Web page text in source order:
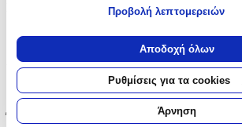
Να συλλέξουμε πληροφορίες σχετικά
σας τοποθεσία, οι οποίες μπορεί να είναι
απόσταση μερικών μέτρων
Να αναγνωρίσουμε τη συσκευή σας
για συγκεκριμένα χαρακτηριστικά
Μάθετε περισσότερα σχετικά με τον τρόπο
Προβολή λεπτομερειών
Αποδοχή όλων
Ρυθμίσεις για τα cookies
Άρνηση
Μάλλινο
Χρώμα:
Έξτρα Χαρακτηριστικά